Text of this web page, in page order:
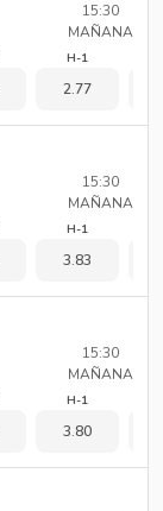
15:30
MAÑANA
H-1
2.77
15:30
MAÑANA
H-1
3.83
15:30
MAÑANA
H-1
3.80